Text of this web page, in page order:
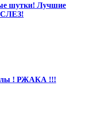
шутки! Лучшие
СЛЕЗ!
! РЖАКА !!!